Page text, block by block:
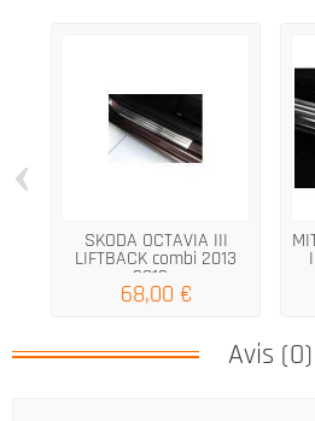
SKODA OCTAVIA III
LIFTBACK combi 2013
2019...
68,00 €
‹
Avis (0)